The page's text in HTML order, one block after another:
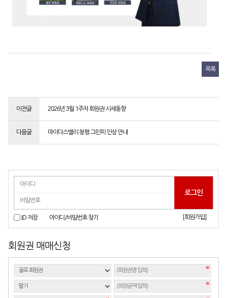
목록
이전글 2026년 3월 1주차 회원권 시세동향
다음글 마이다스밸리 청평 그린피 인상 안내
ID 저장 아이디/비밀번호 찾기 [회원가입]
회원권 매매신청